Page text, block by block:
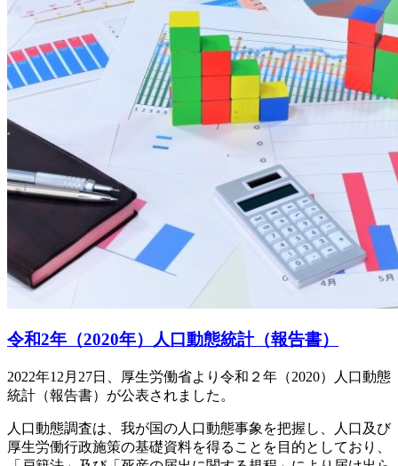
令和2年（2020年）人口動態統計（報告書）
2022年12月27日、厚生労働省より令和２年（2020）人口動態
統計（報告書）が公表されました。
人口動態調査は、我が国の人口動態事象を把握し、人口及び
厚生労働行政施策の基礎資料を得ることを目的としており、